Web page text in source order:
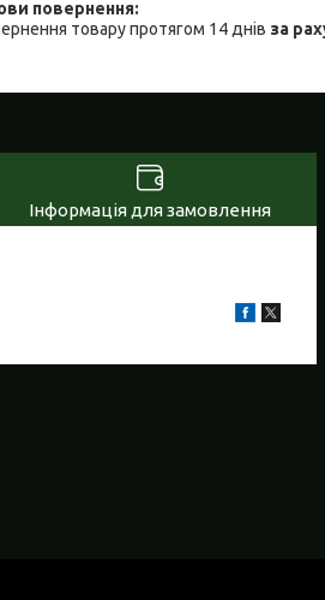
товару протягом 14 днів за
Інформація для замовлення